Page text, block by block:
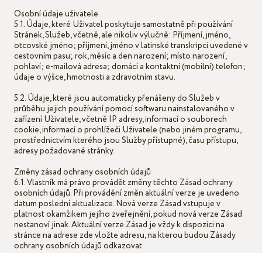
Osobní údaje uživatele
5.1. Údaje, které Uživatel poskytuje samostatně při používání
Stránek, Služeb, včetně, ale nikoliv výlučně: Příjmení, jméno,
otcovské jméno; příjmení, jméno v latinské transkripci uvedené v
cestovním pasu; rok, měsíc a den narození; místo narození;
pohlaví; e-mailová adresa; domácí a kontaktní (mobilní) telefon;
údaje o výšce, hmotnosti a zdravotním stavu.
5.2. Údaje, které jsou automaticky přenášeny do Služeb v
průběhu jejich používání pomocí softwaru nainstalovaného v
zařízení Uživatele, včetně IP adresy, informací o souborech
cookie, informací o prohlížeči Uživatele (nebo jiném programu,
prostřednictvím kterého jsou Služby přístupné), času přístupu,
adresy požadované stránky.
Změny zásad ochrany osobních údajů
6.1. Vlastník má právo provádět změny těchto Zásad ochrany
osobních údajů. Při provádění změn aktuální verze je uvedeno
datum poslední aktualizace. Nová verze Zásad vstupuje v
platnost okamžikem jejího zveřejnění, pokud nová verze Zásad
nestanoví jinak. Aktuální verze Zásad je vždy k dispozici na
stránce na adrese zde vložte adresu, na kterou budou Zásady
ochrany osobních údajů odkazovat